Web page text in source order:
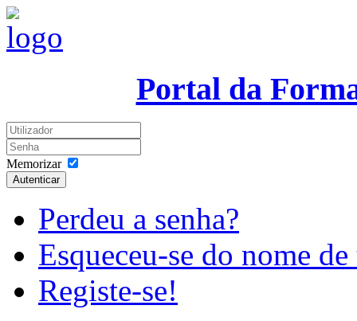
Portal da
Memorizar
Autenticar
Perdeu a senha?
Esqueceu-se do nome
Registe-se!